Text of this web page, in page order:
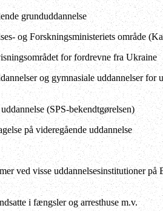
grunduddannelse
og Forskningsministeriets område
for fordrevne fra Ukraine
og gymnasiale uddannelser for
(SPS-bekendtgørelsen)
på videregående uddannelse
ved visse uddannelsesinstitutioner på
i fængsler og arresthuse m.v.